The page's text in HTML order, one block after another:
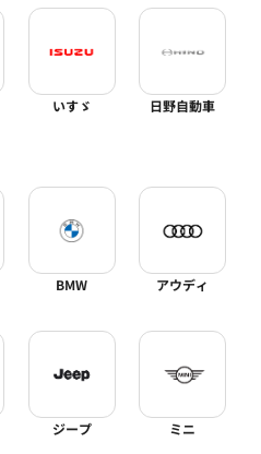
いすゞ 日野自動車
BMW アウディ
ジープ ミニ